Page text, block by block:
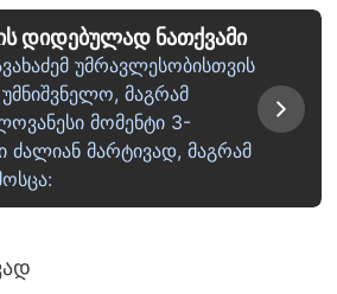
დიდებულად ნათქვამი
უმრავლესობისთვის
მაგრამ
მომენტი 3-
ძალიან მარტივად, მაგრამ